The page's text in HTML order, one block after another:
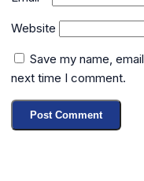
Website
Save my name,
next time I comment.